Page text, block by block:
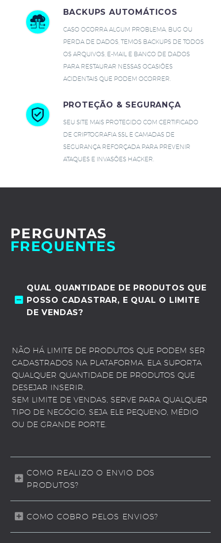
BACKUPS AUTOMÁTICOS
CASO OCORRA ALGUM PROBLEMA, BUG OU
PERDA DE DADOS, TEMOS BACKUPS DE TODOS
OS ARQUIVOS, E-MAIL E BANCO DE DADOS
PARA RESTAURAR NESSAS OCASIÕES
ACIDENTAIS QUE PODEM OCORRER.
PROTEÇÃO & SEGURANÇA
SEU SITE MAIS PROTEGIDO COM CERTIFICADO
DE CRIPTOGRAFIA SSL E CAMADAS DE
SEGURANÇA REFORÇADA PARA PREVENIR
ATAQUES E INVASÕES HACKER.
PERGUNTAS
FREQUENTES
QUAL QUANTIDADE DE PRODUTOS QUE
POSSO CADASTRAR, E QUAL O LIMITE
DE VENDAS?
NÃO HÁ LIMITE DE PRODUTOS QUE PODEM SER
CADASTRADOS NA PLATAFORMA. ELA SUPORTA
QUALQUER QUANTIDADE DE PRODUTOS QUE
DESEJAR INSERIR.
SEM LIMITE DE VENDAS, SERVE PARA QUALQUER
TIPO DE NEGÓCIO, SEJA ELE PEQUENO, MÉDIO
OU DE GRANDE PORTE.
COMO REALIZO O ENVIO DOS
PRODUTOS?
COMO COBRO PELOS ENVIOS?